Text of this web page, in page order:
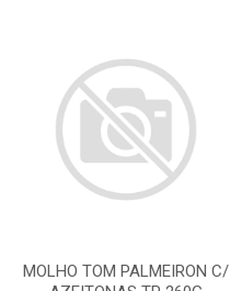
MOLHO TOM PALMEIRON C/